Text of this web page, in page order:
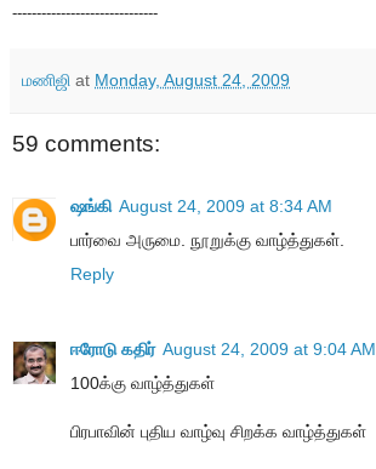
------------------------------
மணிஜி at Monday, August 24, 2009
59 comments:
ஷங்கி August 24, 2009 at 8:34 AM
பார்வை அருமை. நூறுக்கு வாழ்த்துகள்.
Reply
ஈரோடு கதிர் August 24, 2009 at 9:04 AM
100க்கு வாழ்த்துகள்
பிரபாவின் புதிய வாழ்வு சிறக்க வாழ்த்துகள்